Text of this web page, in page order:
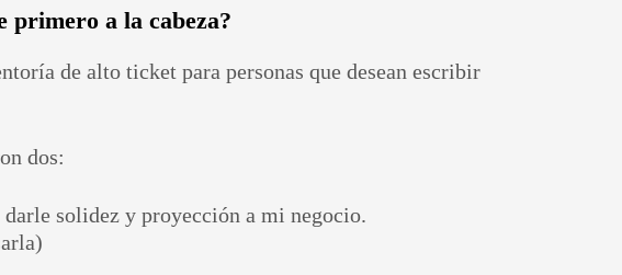
primero a la cabeza?
de alto ticket para personas que desean escribir
dos:
darle solidez y proyección a mi negocio.